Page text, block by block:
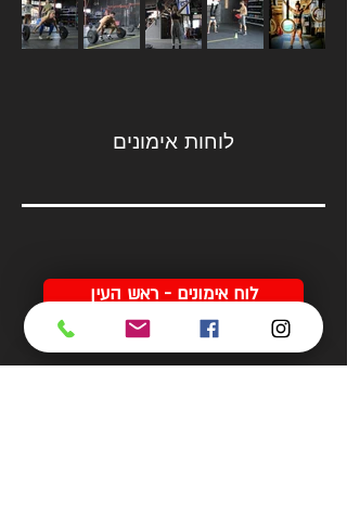
לוחות אימונים
לוח אימונים - ראש העין